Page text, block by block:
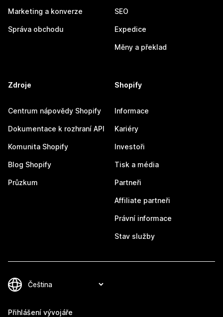
Marketing a konverze
Správa obchodu
SEO
Expedice
Měny a překlad
Zdroje
Centrum nápovědy Shopify
Dokumentace k rozhraní API
Komunita Shopify
Blog Shopify
Průzkum
Shopify
Informace
Kariéry
Investoři
Tisk a média
Partneři
Affiliate partneři
Právní informace
Stav služby
Přihlášení vývojáře